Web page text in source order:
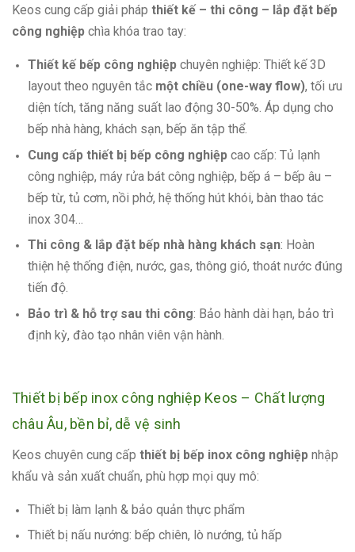
Keos cung cấp giải pháp thiết kế – thi công – lắp đặt bếp
công nghiệp chìa khóa trao tay:
Thiết kế bếp công nghiệp chuyên nghiệp: Thiết kế 3D
layout theo nguyên tắc một chiều (one-way flow), tối ưu
diện tích, tăng năng suất lao động 30-50%. Áp dụng cho
bếp nhà hàng, khách sạn, bếp ăn tập thể.
Cung cấp thiết bị bếp công nghiệp cao cấp: Tủ lạnh
công nghiệp, máy rửa bát công nghiệp, bếp á – bếp âu –
bếp từ, tủ cơm, nồi phở, hệ thống hút khói, bàn thao tác
inox 304…
Thi công & lắp đặt bếp nhà hàng khách sạn: Hoàn
thiện hệ thống điện, nước, gas, thông gió, thoát nước đúng
tiến độ.
Bảo trì & hỗ trợ sau thi công: Bảo hành dài hạn, bảo trì
định kỳ, đào tạo nhân viên vận hành.
Thiết bị bếp inox công nghiệp Keos – Chất lượng
châu Âu, bền bỉ, dễ vệ sinh
Keos chuyên cung cấp thiết bị bếp inox công nghiệp nhập
khẩu và sản xuất chuẩn, phù hợp mọi quy mô:
Thiết bị làm lạnh & bảo quản thực phẩm
Thiết bị nấu nướng: bếp chiên, lò nướng, tủ hấp